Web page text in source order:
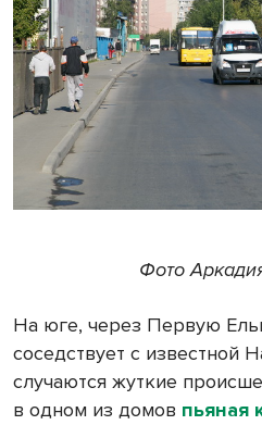
Фото
На юге, через Первую
соседствует с известной
случаются жуткие
в одном из домов пьяная